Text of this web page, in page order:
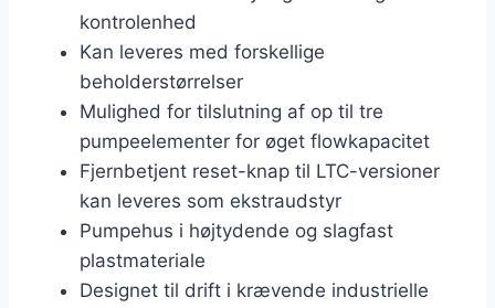
kontrolenhed
Kan leveres med forskellige
beholderstørrelser
Mulighed for tilslutning af op til tre
pumpeelementer for øget flowkapacitet
Fjernbetjent reset-knap til LTC-versioner
kan leveres som ekstraudstyr
Pumpehus i højtydende og slagfast
plastmateriale
Designet til drift i krævende industrielle